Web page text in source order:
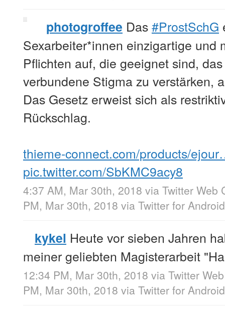
photogroffee Das#ProstSchG
Sexarbeiter*innen einzigartige und
Pflichten auf, die geeignet sind,
verbundene Stigma zu verstärken,
Das Gesetz erweist sich als
Rückschlag.
thieme-connect.com/products/
pic.twitter.com/SbKMC9acy8
4:37 AM, Mar 30th, 2018 via Twitter Web
PM, Mar 30th, 2018 via Twitter for Android
kykel Heute vor sieben Jahren
meiner geliebten Magisterarbeit
12:34 PM, Mar 30th, 2018 via Twitter
PM, Mar 30th, 2018 via Twitter for Android